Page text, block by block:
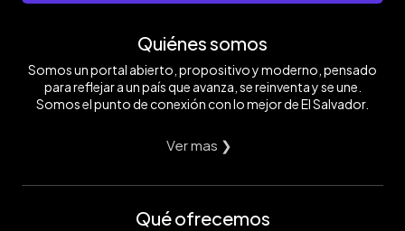
Quiénes somos
Somos un portal abierto, propositivo y moderno, pensado
para reflejar a un país que avanza, se reinventa y se une.
Somos el punto de conexión con lo mejor de El Salvador.
Ver mas ❯
Qué ofrecemos